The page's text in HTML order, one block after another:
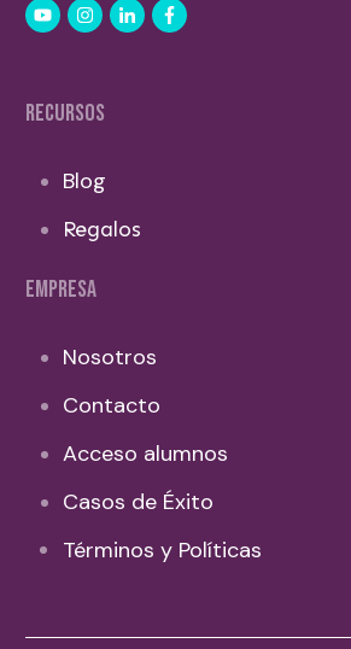
RECURSOS
Blog
Regalos
EMPRESA
Nosotros
Contacto
Acceso alumnos
Casos de Éxito
Términos y Políticas